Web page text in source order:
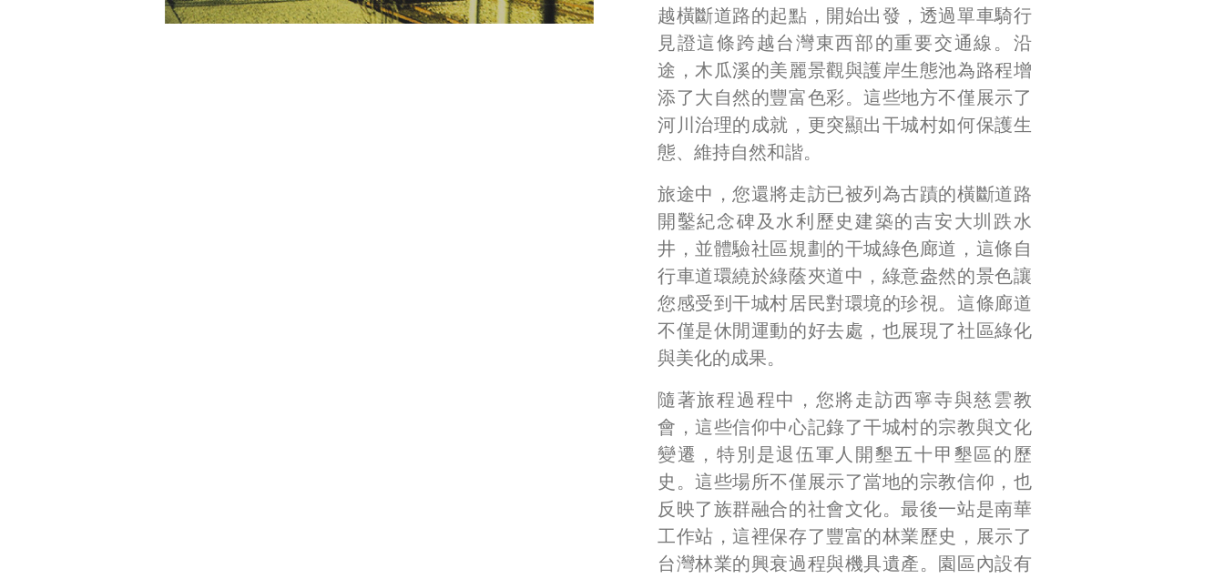
越橫斷道路的起點，開始出發，透過單車騎行
見證這條跨越台灣東西部的重要交通線。沿
途，木瓜溪的美麗景觀與護岸生態池為路程增
添了大自然的豐富色彩。這些地方不僅展示了
河川治理的成就，更突顯出干城村如何保護生
態、維持自然和諧。
旅途中，您還將走訪已被列為古蹟的橫斷道路
開鑿紀念碑及水利歷史建築的吉安大圳跌水
井，並體驗社區規劃的干城綠色廊道，這條自
行車道環繞於綠蔭夾道中，綠意盎然的景色讓
您感受到干城村居民對環境的珍視。這條廊道
不僅是休閒運動的好去處，也展現了社區綠化
與美化的成果。
隨著旅程過程中，您將走訪西寧寺與慈雲教
會，這些信仰中心記錄了干城村的宗教與文化
變遷，特別是退伍軍人開墾五十甲墾區的歷
史。這些場所不僅展示了當地的宗教信仰，也
反映了族群融合的社會文化。最後一站是南華
工作站，這裡保存了豐富的林業歷史，展示了
台灣林業的興衰過程與機具遺產。園區內設有